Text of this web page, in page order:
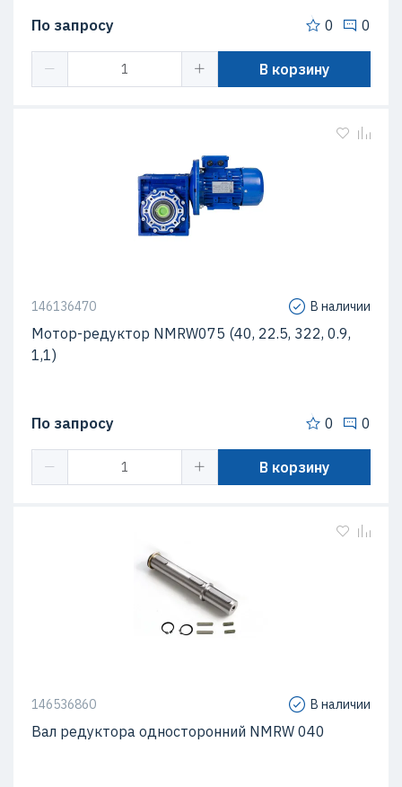
По запросу 0 0
В корзину
146136470 В наличии
Мотор-редуктор NMRW075 (40, 22.5, 322, 0.9,
1,1)
По запросу 0 0
В корзину
146536860 В наличии
Вал редуктора односторонний NMRW 040